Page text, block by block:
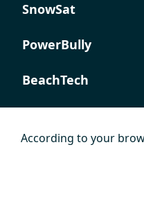
SnowSat
PowerBully
BeachTech
K COMPOSITES
According to your